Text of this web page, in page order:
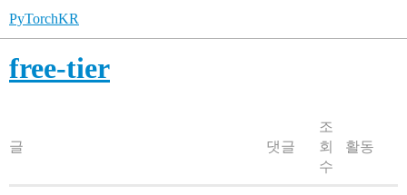
PyTorchKR
free-tier
글 댓글
조
회
수
활동